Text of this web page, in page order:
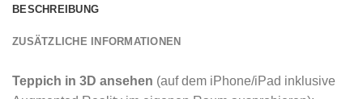
BESCHREIBUNG
ZUSÄTZLICHE INFORMATIONEN
Teppich in 3D ansehen (auf dem iPhone/iPad inklusive